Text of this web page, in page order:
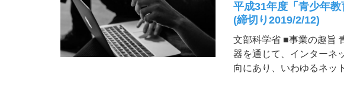
平成31年度「青少年教
(締切り2019/2/12)
文部科学省 ■事業の趣旨
器を通じて、インターネ
向にあり、いわゆるネッ